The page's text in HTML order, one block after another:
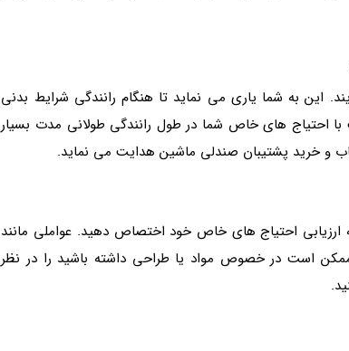
این به شما یاری می نماید تا هنگام رانندگی شرایط بدنی
احتیاج های خاص شما در طول رانندگی طولانی مدت بسیار
و خرید پشتیبان صندلی ماشین هدایت می نماید.
ارزیابی احتیاج های خاص خود اختصاص دهید. عواملی مانند
است در خصوص مواد یا طراحی داشته باشید را در نظر